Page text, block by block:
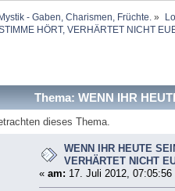
- Gaben, Charismen, Früchte. »
HÖRT, VERHÄRTET NICHT
Thema: WENN IHR
dieses Thema.
WENN IHR HEUTE
VERHÄRTET NICHT
« am: 17. Juli 2012, 07:05:56